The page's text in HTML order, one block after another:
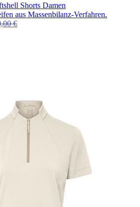
Shorts Damen
aus Massenbilanz-Verfahren.
€